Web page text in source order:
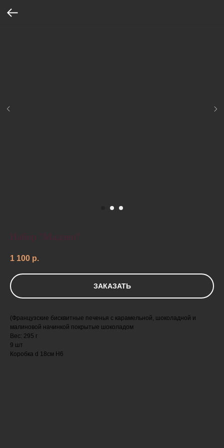
Набор "Мадлен"
1 100 р.
ЗАКАЗАТЬ
(Французские бисквитные печенья с карамельной, шоколадной и
малиновой начинкой покрытые шоколадом
Вес: 295 г
9 шт
Коробка d 18см Н6